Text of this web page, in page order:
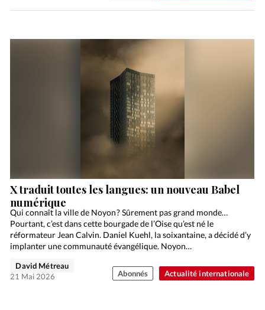
Actualité internationale
X traduit toutes les langues: un nouveau Babel
numérique
Qui connaît la ville de Noyon ? Sûrement pas grand monde…
Pourtant, c’est dans cette bourgade de l’Oise qu’est né le
réformateur Jean Calvin. Daniel Kuehl, la soixantaine, a décidé d’y
implanter une communauté évangélique. Noyon…
David Métreau
21 Mai 2026
Abonnés